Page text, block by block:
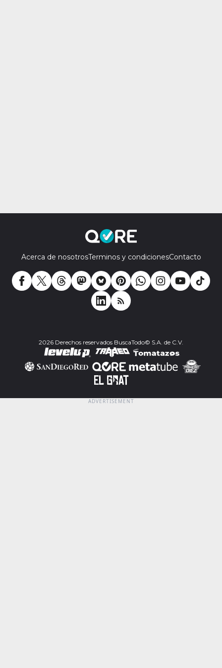
Acerca de nosotrosTerminos y condicionesContacto
2026 Derechos reservados BuscaTodo© S.A. de C.V.